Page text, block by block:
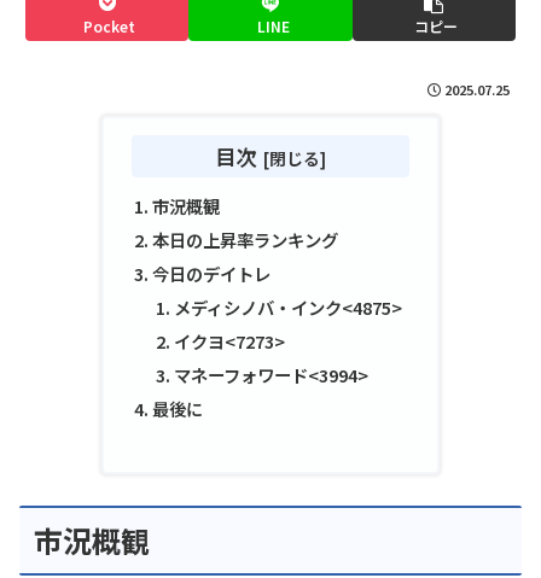
Pocket LINE コピー
2025.07.25
目次
市況概観
本日の上昇率ランキング
今日のデイトレ
メディシノバ・インク<4875>
イクヨ<7273>
マネーフォワード<3994>
最後に
市況概観